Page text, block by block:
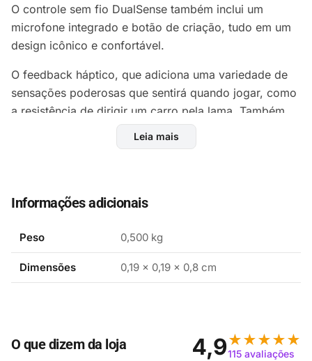
O controle sem fio DualSense também inclui um
microfone integrado e botão de criação, tudo em um
design icônico e confortável.
O feedback háptico, que adiciona uma variedade de
sensações poderosas que sentirá quando jogar, como
a resistência de dirigir um carro pela lama. Também
incorporamos gatilhos adaptáveis aos botões L2 e R2
do DualSense, para você realmente sentir a tensão de
A Sony traz o novo botão “Create” até vocês. Com
Create, mais uma vez somos pioneiros de novas
maneiras para os jogadores criarem conteúdo épico
de gameplay para compartilhar com o mundo, ou
apenas para aproveitarem para si mesmos. Mias uma
Leia mais
Informações adicionais
Peso 0,500 kg
Dimensões 0,19 × 0,19 × 0,8 cm
O que dizem da loja 4,9★★★★★
115 avaliações